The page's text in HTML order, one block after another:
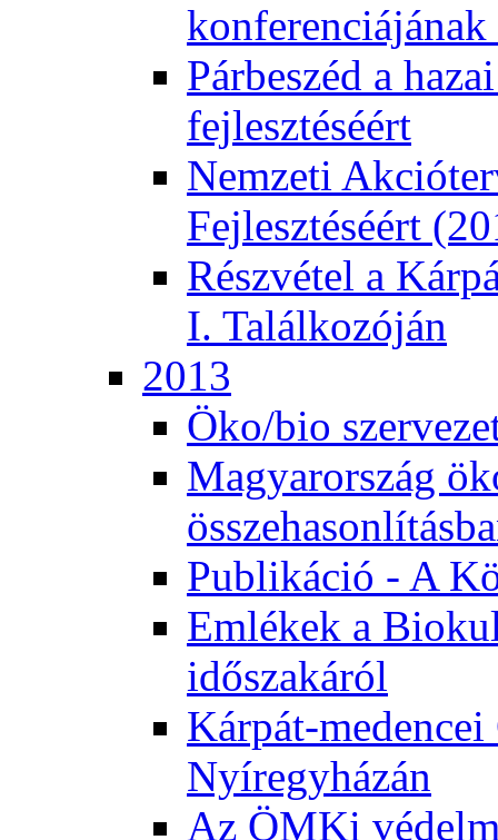
konferenciájának
Párbeszéd a
fejlesztéséért
Nemzeti
Fejlesztéséért
Részvétel a
I. Találkozóján
2013
Öko/bio
Magyarország
Publikáció - A
Emlékek a
időszakáról
Kárpát-
Nyíregyházán
Az ÖMKi